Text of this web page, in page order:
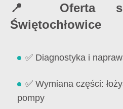
📍 Oferta
Świętochłowice
✅ Diagnostyka i
✅ Wymiana części:
pompy